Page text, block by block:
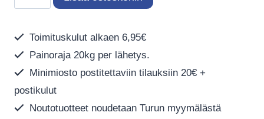
Plant
Green
määrä
Toimituskulut alkaen 6,95€
Painoraja 20kg per lähetys.
Minimiosto postitettaviin tilauksiin 20€ +
postikulut
Noutotuotteet noudetaan Turun myymälästä